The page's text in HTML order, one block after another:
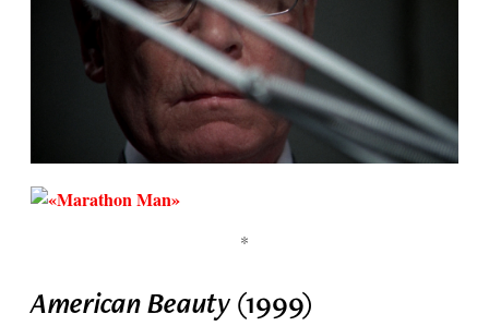
*
American Beauty(1999)